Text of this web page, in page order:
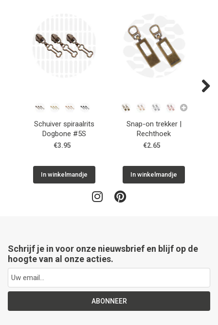
Schuiver spiraalrits
Dogbone #5S
€3.95
In winkelmandje
Snap-on trekker |
Rechthoek
€2.65
In winkelmandje
Schrijf je in voor onze nieuwsbrief en blijf op de
hoogte van al onze acties.
ABONNEER